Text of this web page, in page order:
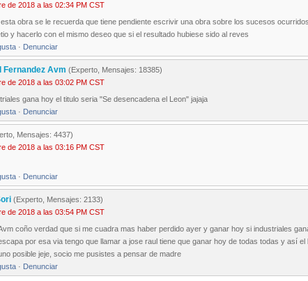
de 2018 a las 02:34 PM CST
obra se le recuerda que tiene pendiente escrivir una obra sobre los sucesos
y hacerlo con el mismo deseo que si el resultado hubiese sido al reves
· Denunciar
Fernandez Avm (Experto, Mensajes: 18385)
de 2018 a las 03:02 PM CST
gana hoy el titulo seria "Se desencadena el Leon" jajaja
· Denunciar
Mensajes: 4437)
de 2018 a las 03:16 PM CST
· Denunciar
(Experto, Mensajes: 2133)
de 2018 a las 03:54 PM CST
coño verdad que si me cuadra mas haber perdido ayer y ganar hoy si industriales
por esa via tengo que llamar a jose raul tiene que ganar hoy de todas todas y así el
posible jeje, socio me pusistes a pensar de madre
· Denunciar